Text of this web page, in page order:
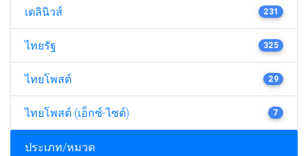
เดลินิวส์ 231
ไทยรัฐ 325
ไทยโพสต์ 29
ไทยโพสต์ (เอ็กซ์-ไซต์) 7
ประเภท/หมวด